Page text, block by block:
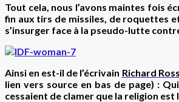
Tout cela, nous l’avons maintes fois
fin aux tirs de missiles, de roquettes
s’insurger face à la pseudo-lutte
Ainsi en est-il de l’écrivain Richard
lien vers source en bas de page) :
cessaient de clamer que la religion